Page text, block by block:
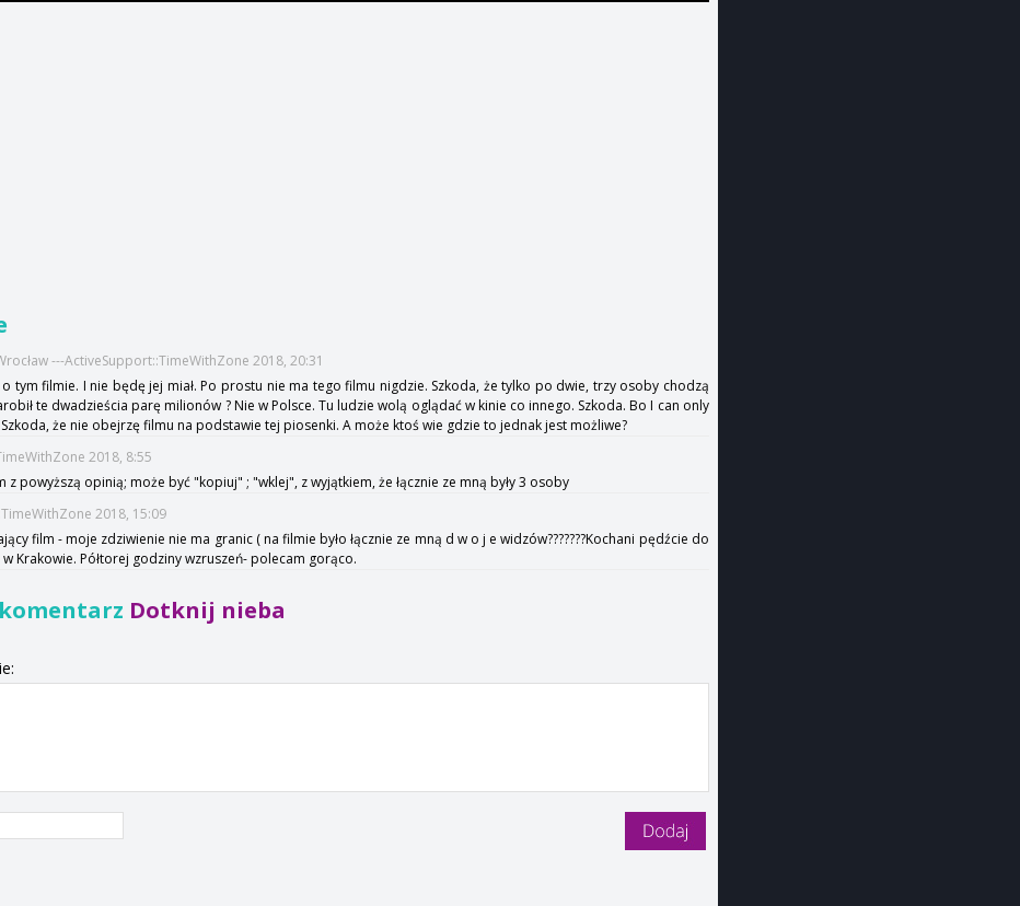
---ActiveSupport::TimeWithZone 2018, 20:31
tym filmie. I nie będę jej miał. Po prostu nie ma tego filmu nigdzie. Szkoda, że tylko po dwie, trzy osoby chodzą
te dwadzieścia parę milionów ? Nie w Polsce. Tu ludzie wolą oglądać w kinie co innego. Szkoda. Bo I can only
że nie obejrzę filmu na podstawie tej piosenki. A może ktoś wie gdzie to jednak jest możliwe?
2018, 8:55
z powyższą opinią; może być "kopiuj" ; "wklej", z wyjątkiem, że łącznie ze mną były 3 osoby
2018, 15:09
film - moje zdziwienie nie ma granic ( na filmie było łącznie ze mną d w o j e widzów???????Kochani pędźcie do
Krakowie. Półtorej godziny wzruszeń- polecam gorąco.
Dotknij nieba